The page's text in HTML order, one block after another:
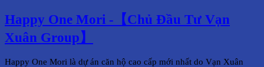
Happy One Mori -【Chủ Đầu Tư Vạn
Xuân Group】
Happy One Mori là dự án căn hộ cao cấp mới nhất do Vạn Xuân